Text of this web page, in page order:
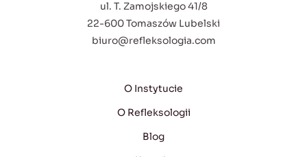
ul. T. Zamojskiego 41/8
22-600 Tomaszów Lubelski
biuro@refleksologia.com
O Instytucie
O Refleksologii
Blog